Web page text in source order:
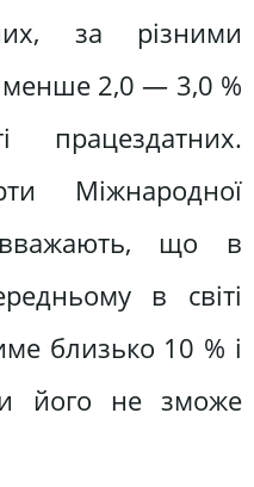
за різними
менше 2,0 — 3,0 %
працездатних.
Міжнародної
вважають, що в
в світі
близько 10 % і
його не зможе